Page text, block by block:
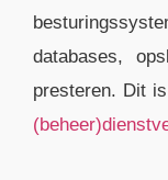
databases,
presteren. Dit